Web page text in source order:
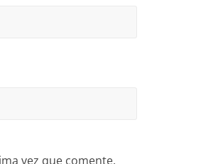
vez que comente.